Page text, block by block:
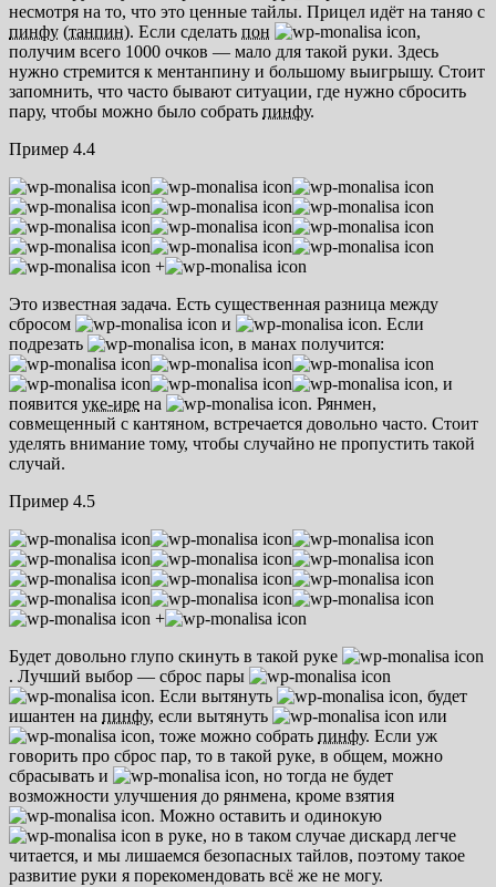
несмотря на то, что это ценные тайлы. Прицел идёт на таняо с
пинфу (танпин). Если сделать пон
,
получим всего 1000 очков — мало для такой руки. Здесь
нужно стремится к ментанпину и большому выигрышу. Стоит
запомнить, что часто бывают ситуации, где нужно сбросить
пару, чтобы можно было собрать пинфу.
Пример 4.4
+
Это известная задача. Есть существенная разница между
сбросом
и
. Если
подрезать
, в манах получится:
, и
появится уке-ире на
. Рянмен,
совмещенный с кантяном, встречается довольно часто. Стоит
уделять внимание тому, чтобы случайно не пропустить такой
случай.
Пример 4.5
+
Будет довольно глупо скинуть в такой руке
. Лучший выбор — сброс пары
. Если вытянуть
, будет
ишантен на пинфу, если вытянуть
или
, тоже можно собрать пинфу. Если уж
говорить про сброс пар, то в такой руке, в общем, можно
сбрасывать и
, но тогда не будет
возможности улучшения до рянмена, кроме взятия
. Можно оставить и одинокую
в руке, но в таком случае дискард легче
читается, и мы лишаемся безопасных тайлов, поэтому такое
развитие руки я порекомендовать всё же не могу.